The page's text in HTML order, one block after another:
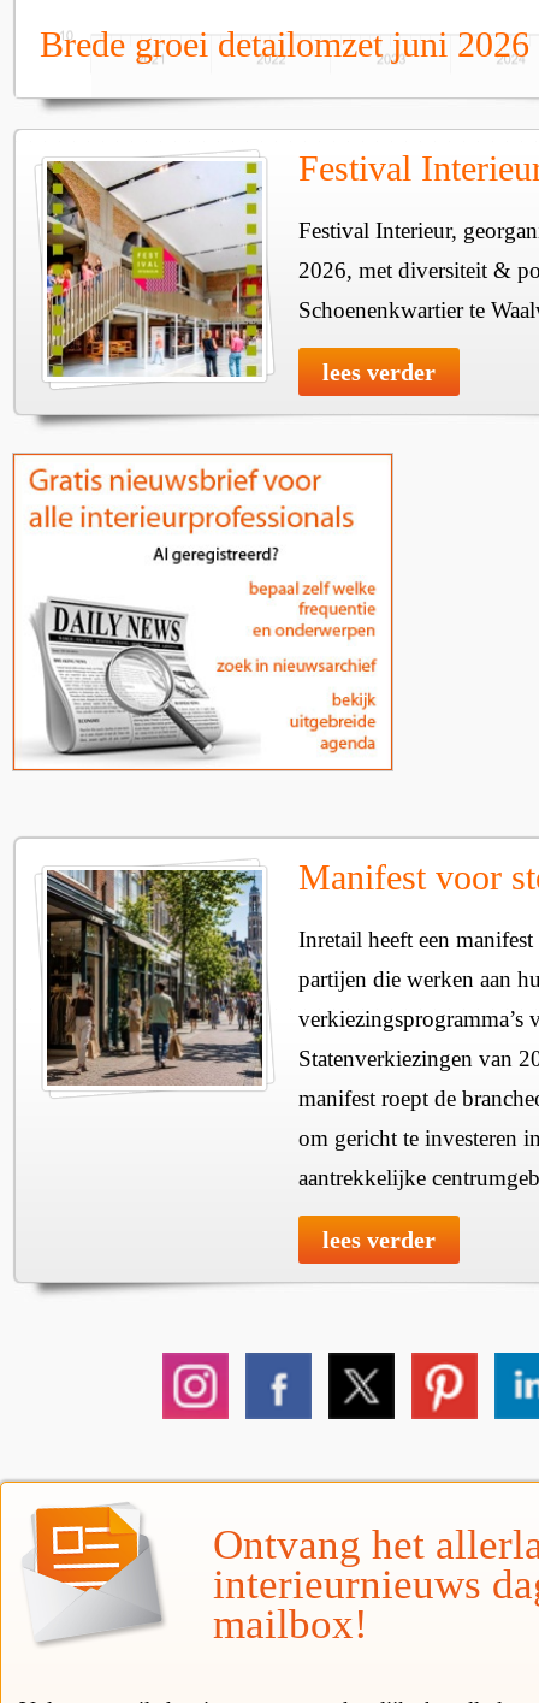
Brede groei detailomzet juni 2026
Festival
Festival Interieur,
2026, met diversiteit &
Schoenenkwartier te
lees verder
Manifest voor
Inretail heeft een
partijen die werken aan
verkiezingsprogramma’s
Statenverkiezingen van
manifest roept de
om gericht te investeren
aantrekkelijke
lees verder
Ontvang het
interieurnieuws
mailbox!